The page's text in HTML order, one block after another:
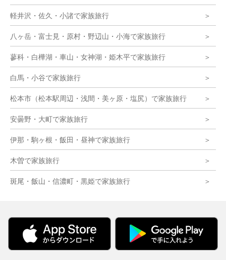
軽井沢・佐久・小諸で家族旅行
八ヶ岳・富士見・原村・野辺山・小海で家族旅行
蓼科・白樺湖・車山・女神湖・姫木平で家族旅行
白馬・小谷で家族旅行
松本市（松本駅周辺・浅間・美ヶ原・塩尻）で家族旅行
安曇野・大町で家族旅行
伊那・駒ヶ根・飯田・昼神で家族旅行
木曽で家族旅行
斑尾・飯山・信濃町・黒姫で家族旅行